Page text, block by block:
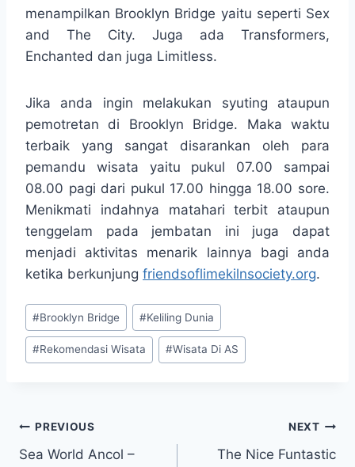
menampilkan Brooklyn Bridge yaitu seperti Sex
and The City. Juga ada Transformers,
Enchanted dan juga Limitless.
Jika anda ingin melakukan syuting ataupun
pemotretan di Brooklyn Bridge. Maka waktu
terbaik yang sangat disarankan oleh para
pemandu wisata yaitu pukul 07.00 sampai
08.00 pagi dari pukul 17.00 hingga 18.00 sore.
Menikmati indahnya matahari terbit ataupun
tenggelam pada jembatan ini juga dapat
menjadi aktivitas menarik lainnya bagi anda
ketika berkunjung friendsoflimekilnsociety.org.
Post
Tags:
#Brooklyn Bridge #Keliling Dunia
#Rekomendasi Wisata #Wisata Di AS
Post
PREVIOUS
Sea World Ancol –
NEXT
The Nice Funtastic